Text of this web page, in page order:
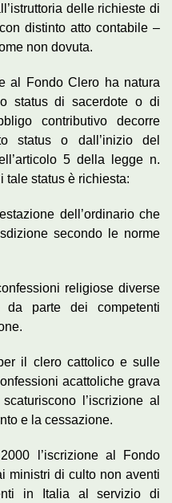
delle richieste di
distinto atto contabile –
non dovuta.
al Fondo Clero ha natura
status di sacerdote o di
contributivo decorre
status o dall’inizio del
5 della legge n.
tale status è richiesta:
dell’ordinario che
secondo le norme
religiose diverse
da parte dei competenti
il clero cattolico e sulle
acattoliche grava
l’iscrizione al
e la cessazione.
l’iscrizione al Fondo
ministri di culto non aventi
in Italia al servizio di